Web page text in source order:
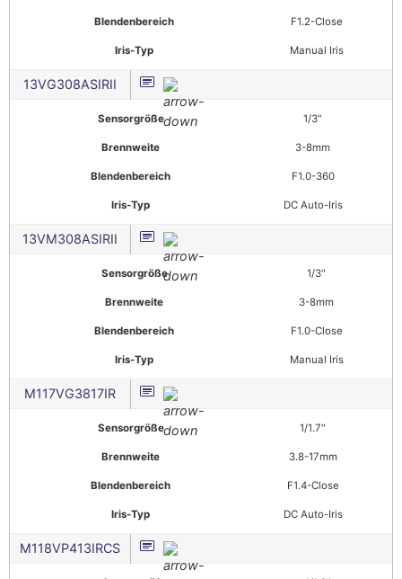
Blendenbereich F1.2-Close
Iris-Typ Manual Iris
13VG308ASIRII
Sensorgröße 1/3"
Brennweite 3-8mm
Blendenbereich F1.0-360
Iris-Typ DC Auto-Iris
13VM308ASIRII
Sensorgröße 1/3"
Brennweite 3-8mm
Blendenbereich F1.0-Close
Iris-Typ Manual Iris
M117VG3817IR
Sensorgröße 1/1.7"
Brennweite 3.8-17mm
Blendenbereich F1.4-Close
Iris-Typ DC Auto-Iris
M118VP413IRCS